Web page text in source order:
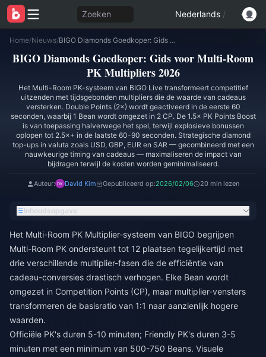
Zoeken Nederlands /
Home/Nieuws/ BIGO Diamonds Goedkoper: Gids voor Multi-Room PK Multipliers 2026
BIGO Diamonds Goedkoper: Gids voor Multi-Room
PK Multipliers 2026
Het Multi-Room PK-systeem van BIGO Live transformeert competitief
uitzenden met tijdsgebonden multipliers die de waarde van cadeaus
versterken. Double Points (2×) wordt geactiveerd in de eerste 60
seconden, waarbij 1 Bean wordt omgezet in 2 CP. De 1.5× PK Points Boost
is van toepassing halverwege het spel, terwijl explosieve bonussen
oplopen tot 2.5×+ in de laatste 60-90 seconden. Strategische diamond
top-ups in valuta zoals USD, GBP, EUR en SAR — gecombineerd met een
nauwkeurige timing van cadeaus — maximaliseren de impact van
bijdragen terwijl de kosten worden geminimaliseerd.
Auteur: David Kim Gepubliceerd op:2026/02/06 20 min lezen
Inhoudsopgave
Het Multi-Room PK Multiplier-systeem van BIGO begrijpen
Multi-Room PK ondersteunt tot 12 plaatsen tegelijkertijd met
drie verschillende multiplier-fasen die de efficiëntie van
cadeau-conversies drastisch verhogen. Elke Bean wordt
omgezet in Competition Points (CP), maar multiplier-vensters
transformeren de basisratio van 1:1 naar aanzienlijk hogere
waarden.
Officiële PK's duren 5-10 minuten; Friendly PK's duren 3-5
minuten met een minimum van 500-750 Beans. Visuele